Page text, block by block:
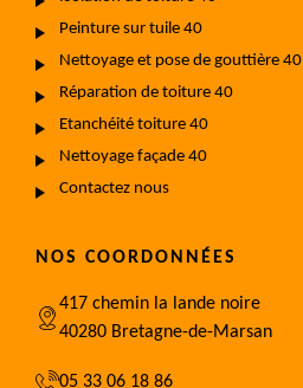
Peinture sur tuile 40
Nettoyage et pose de gouttière 40
Réparation de toiture 40
Etanchéité toiture 40
Nettoyage façade 40
Contactez nous
NOS COORDONNÉES
417 chemin la lande noire
40280 Bretagne-de-Marsan
05 33 06 18 86